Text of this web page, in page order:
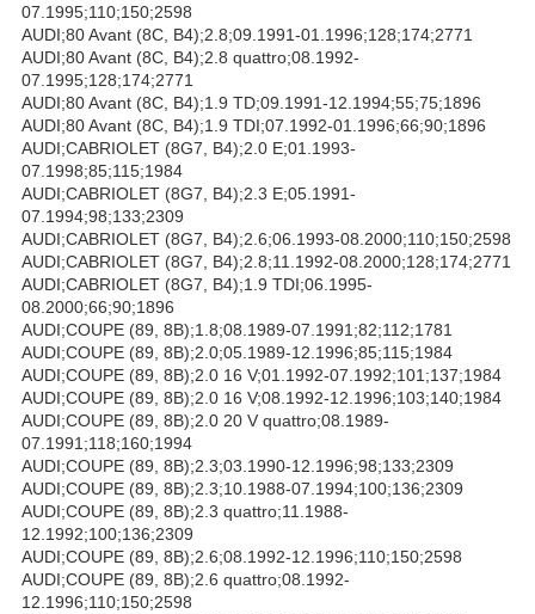
07.1995;110;150;2598
AUDI;80 Avant (8C, B4);2.8;09.1991-01.1996;128;174;2771
AUDI;80 Avant (8C, B4);2.8 quattro;08.1992-
07.1995;128;174;2771
AUDI;80 Avant (8C, B4);1.9 TD;09.1991-12.1994;55;75;1896
AUDI;80 Avant (8C, B4);1.9 TDI;07.1992-01.1996;66;90;1896
AUDI;CABRIOLET (8G7, B4);2.0 E;01.1993-
07.1998;85;115;1984
AUDI;CABRIOLET (8G7, B4);2.3 E;05.1991-
07.1994;98;133;2309
AUDI;CABRIOLET (8G7, B4);2.6;06.1993-08.2000;110;150;2598
AUDI;CABRIOLET (8G7, B4);2.8;11.1992-08.2000;128;174;2771
AUDI;CABRIOLET (8G7, B4);1.9 TDI;06.1995-
08.2000;66;90;1896
AUDI;COUPE (89, 8B);1.8;08.1989-07.1991;82;112;1781
AUDI;COUPE (89, 8B);2.0;05.1989-12.1996;85;115;1984
AUDI;COUPE (89, 8B);2.0 16 V;01.1992-07.1992;101;137;1984
AUDI;COUPE (89, 8B);2.0 16 V;08.1992-12.1996;103;140;1984
AUDI;COUPE (89, 8B);2.0 20 V quattro;08.1989-
07.1991;118;160;1994
AUDI;COUPE (89, 8B);2.3;03.1990-12.1996;98;133;2309
AUDI;COUPE (89, 8B);2.3;10.1988-07.1994;100;136;2309
AUDI;COUPE (89, 8B);2.3 quattro;11.1988-
12.1992;100;136;2309
AUDI;COUPE (89, 8B);2.6;08.1992-12.1996;110;150;2598
AUDI;COUPE (89, 8B);2.6 quattro;08.1992-
12.1996;110;150;2598